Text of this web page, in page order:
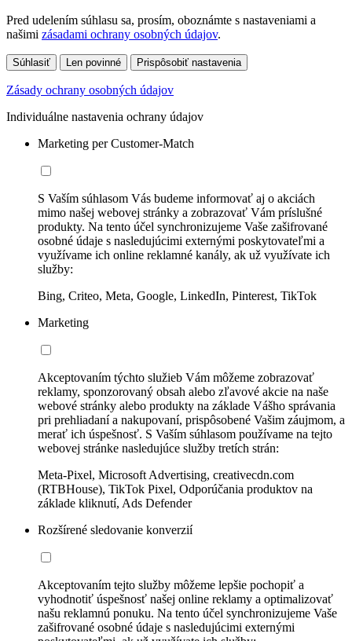
Pred udelením súhlasu sa, prosím, oboznámte s nastaveniami a
našimi zásadami ochrany osobných údajov.
Súhlasiť Len povinné Prispôsobiť nastavenia
Zásady ochrany osobných údajov
Individuálne nastavenia ochrany údajov
Marketing per Customer-Match
S Vaším súhlasom Vás budeme informovať aj o akciách
mimo našej webovej stránky a zobrazovať Vám príslušné
produkty. Na tento účel synchronizujeme Vaše zašifrované
osobné údaje s nasledujúcimi externými poskytovateľmi a
využívame ich online reklamné kanály, ak už využívate ich
služby:
Bing, Criteo, Meta, Google, LinkedIn, Pinterest, TikTok
Marketing
Akceptovaním týchto služieb Vám môžeme zobrazovať
reklamy, sponzorovaný obsah alebo zľavové akcie na naše
webové stránky alebo produkty na základe Vášho správania
pri prehliadaní a nakupovaní, prispôsobené Vašim záujmom, a
merať ich úspešnosť. S Vaším súhlasom používame na tejto
webovej stránke nasledujúce služby tretích strán:
Meta-Pixel, Microsoft Advertising, creativecdn.com
(RTBHouse), TikTok Pixel, Odporúčania produktov na
základe kliknutí, Ads Defender
Rozšírené sledovanie konverzií
Akceptovaním tejto služby môžeme lepšie pochopiť a
vyhodnotiť úspešnosť našej online reklamy a optimalizovať
našu reklamnú ponuku. Na tento účel synchronizujeme Vaše
zašifrované osobné údaje s nasledujúcimi externými